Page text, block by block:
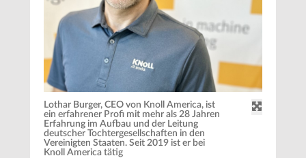
Lothar Burger, CEO von Knoll America, ist
ein erfahrener Profi mit mehr als 28 Jahren
Erfahrung im Aufbau und der Leitung
deutscher Tochtergesellschaften in den
Vereinigten Staaten. Seit 2019 ist er bei
Knoll America tätig